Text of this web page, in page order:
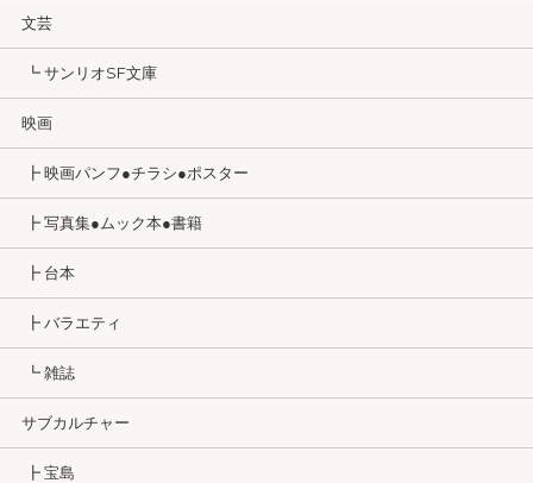
文芸
┗ サンリオSF文庫
映画
┣ 映画パンフ●チラシ●ポスター
┣ 写真集●ムック本●書籍
┣ 台本
┣ バラエティ
┗ 雑誌
サブカルチャー
┣ 宝島